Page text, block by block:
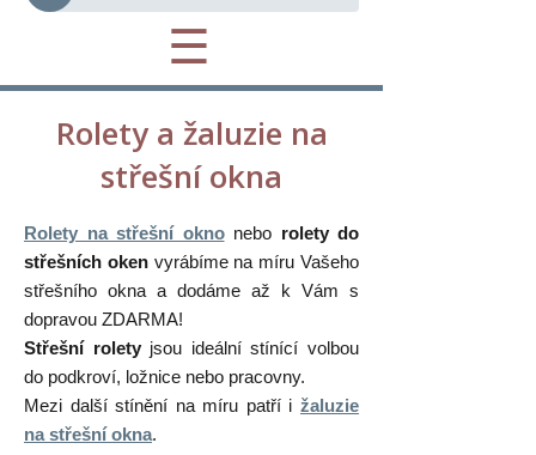
☰
Rolety a žaluzie na
střešní okna
Rolety na střešní oknonebo rolety do
střešních oken vyrábíme na míru Vašeho
střešního okna a dodáme až k Vám s
dopravou ZDARMA!
Střešní roletyjsou ideální stínící volbou
do podkroví, ložnice nebo pracovny.
Mezi další stínění na míru patří i žaluzie
na střešní okna.